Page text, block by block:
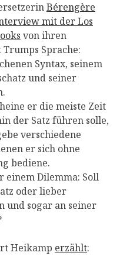
Bérengère
mit der Los
von ihren
Sprache:
Syntax, seinem
und seiner
er die meiste Zeit
der Satz führen solle,
verschiedene
er sich ohne
bediene.
einem Dilemma: Soll
oder lieber
und sogar an seiner
Heikamp erzählt: